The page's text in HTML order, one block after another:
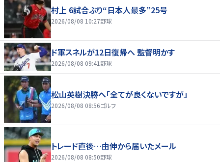
村上 6試合ぶり“日本人最多”25号
2026/08/08 10:27野球
ド軍スネルが12日復帰へ 監督明かす
2026/08/08 09:41 野球
松山英樹決勝へ「全てが良くないですが」
2026/08/08 08:56ゴルフ
トレード直後…由伸から届いたメール
2026/08/08 08:50野球